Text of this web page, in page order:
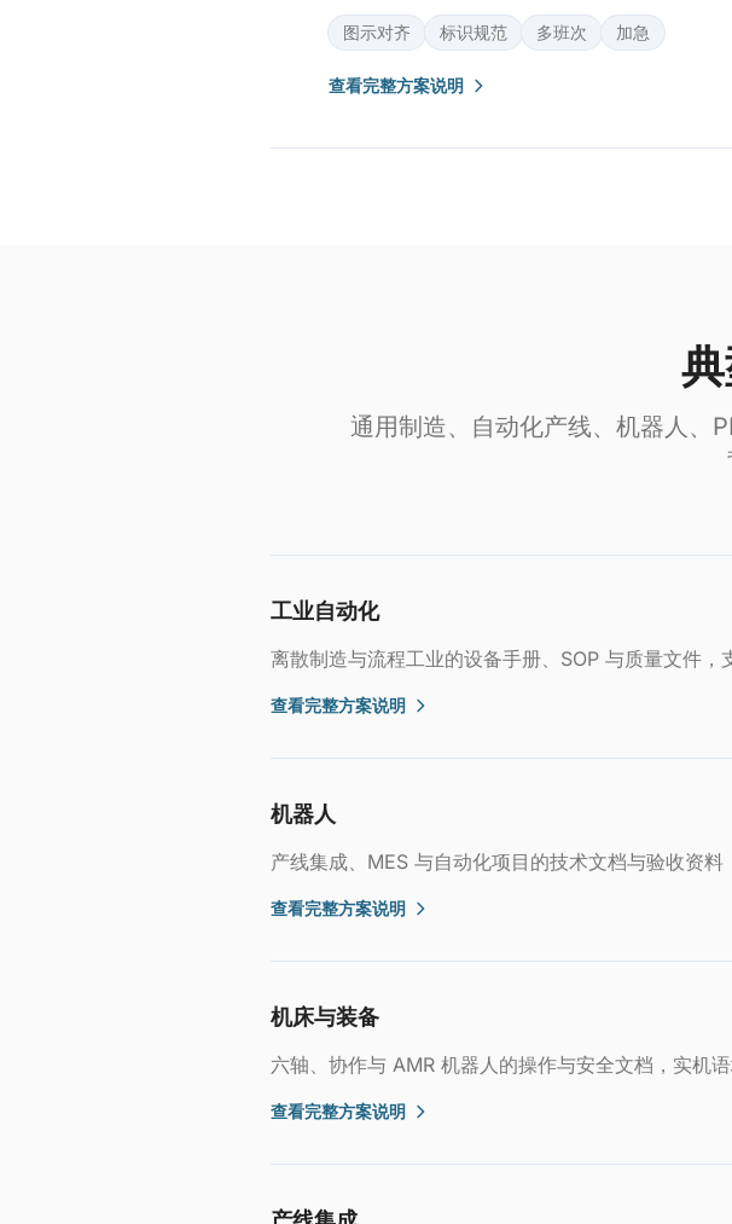
图示对齐 标识规范 多班次 加急
查看完整方案说明
通用制造、自动化产线、机器人、
工业自动化
离散制造与流程工业的设备手册、SOP 与质量文件，
查看完整方案说明
机器人
产线集成、MES 与自动化项目的技术文档与验收资料
查看完整方案说明
机床与装备
六轴、协作与 AMR 机器人的操作与安全文档，实机语
查看完整方案说明